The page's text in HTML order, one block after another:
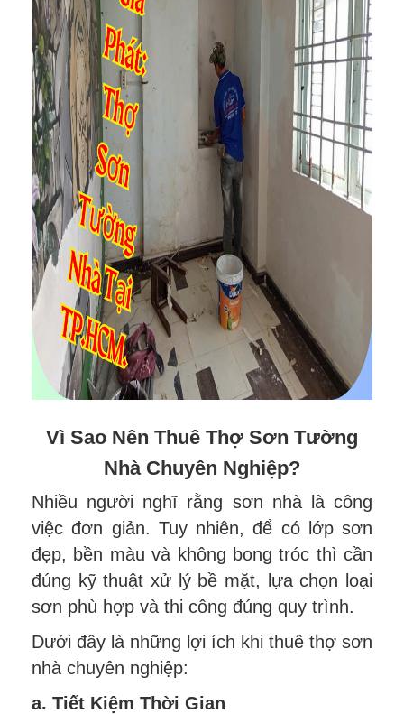
Vì Sao Nên Thuê Thợ Sơn Tường
Nhà Chuyên Nghiệp?
Nhiều người nghĩ rằng sơn nhà là công
việc đơn giản. Tuy nhiên, để có lớp sơn
đẹp, bền màu và không bong tróc thì cần
đúng kỹ thuật xử lý bề mặt, lựa chọn loại
sơn phù hợp và thi công đúng quy trình.
Dưới đây là những lợi ích khi thuê thợ sơn
nhà chuyên nghiệp:
a. Tiết Kiệm Thời Gian